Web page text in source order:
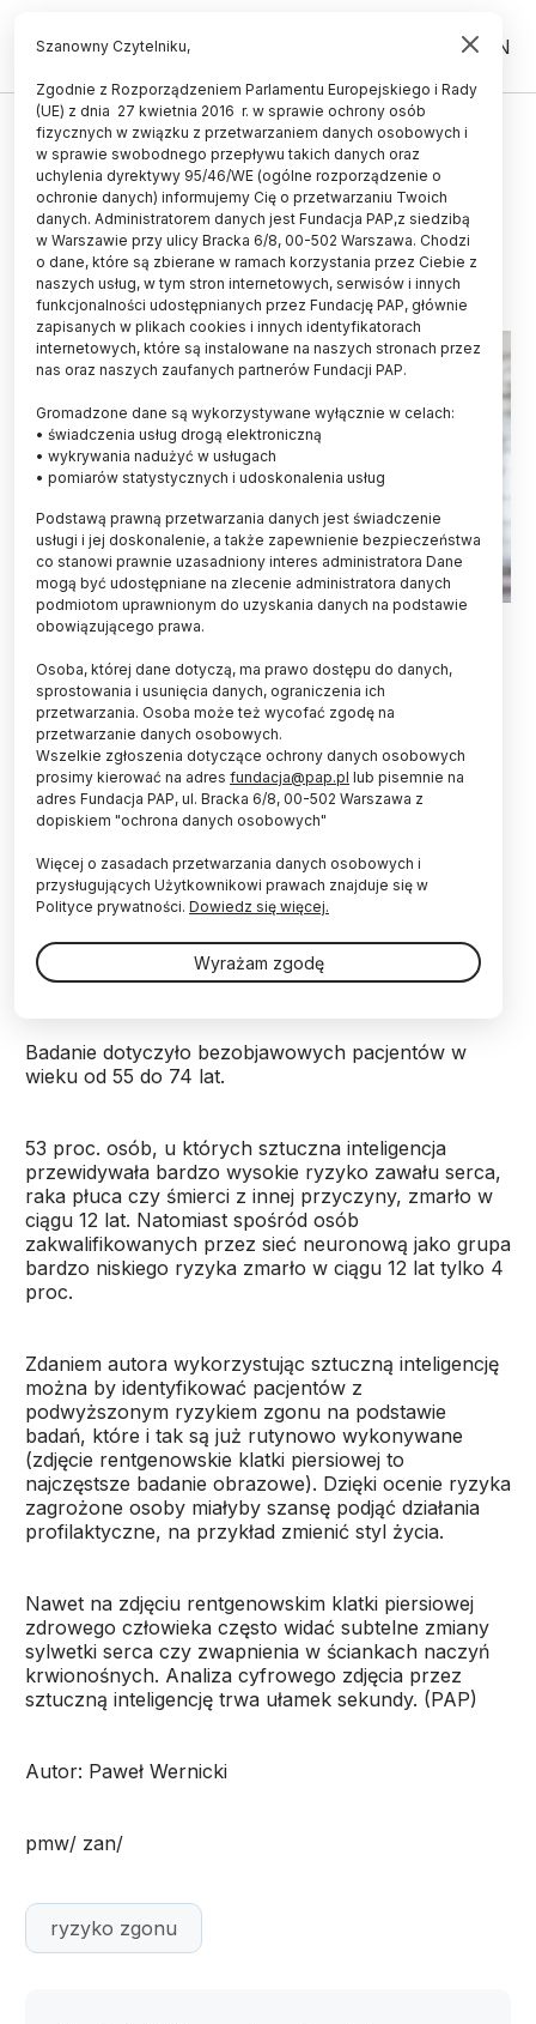
PL EN
ŚWIAT
Zdjęcie rentgenowskie pozwala
przewidzieć zgon
30.07.2019
aktualizacja: 30.07.2019
1 minuta czytania
Źródło: Fotolia
Analizując zdjęcie klatki piersiowej, sztuczna
inteligencja potrafi przewidzieć długoterminowe
ryzyko zgonu – informuje pismo "JAMA NETWORK
OPEN”.
Badania przeprowadził wraz z zespołem dr Michael
T. Lu. z Massachusetts General Hospital oraz
Harvard Medical School w Bostonie. Sieć
neuronowa nazwana CXR-risk, analizująca tysiące
zdjęć rentgenowskich klatek piersiowych (projekcja
niepalących, zdołała na tej podstawie ustalić ryzyko
zgonu w dalszej perspektywie.
Badanie dotyczyło bezobjawowych pacjentów w
wieku od 55 do 74 lat.
53 proc. osób, u których sztuczna inteligencja
przewidywała bardzo wysokie ryzyko zawału serca,
raka płuca czy śmierci z innej przyczyny, zmarło w
ciągu 12 lat. Natomiast spośród osób
zakwalifikowanych przez sieć neuronową jako grupa
bardzo niskiego ryzyka zmarło w ciągu 12 lat tylko 4
proc.
Zdaniem autora wykorzystując sztuczną inteligencję
można by identyfikować pacjentów z
podwyższonym ryzykiem zgonu na podstawie
badań, które i tak są już rutynowo wykonywane
(zdjęcie rentgenowskie klatki piersiowej to
najczęstsze badanie obrazowe). Dzięki ocenie ryzyka
zagrożone osoby miałyby szansę podjąć działania
profilaktyczne, na przykład zmienić styl życia.
Nawet na zdjęciu rentgenowskim klatki piersiowej
zdrowego człowieka często widać subtelne zmiany
sylwetki serca czy zwapnienia w ściankach naczyń
krwionośnych. Analiza cyfrowego zdjęcia przez
sztuczną inteligencję trwa ułamek sekundy. (PAP)
Autor: Paweł Wernicki
pmw/ zan/
ryzyko zgonu
Szanowny Czytelniku,
Zgodnie z Rozporządzeniem Parlamentu Europejskiego i Rady
(UE) z dnia 27 kwietnia 2016 r. w sprawie ochrony osób
fizycznych w związku z przetwarzaniem danych osobowych i
w sprawie swobodnego przepływu takich danych oraz
uchylenia dyrektywy 95/46/WE (ogólne rozporządzenie o
ochronie danych) informujemy Cię o przetwarzaniu Twoich
danych. Administratorem danych jest Fundacja PAP,z siedzibą
w Warszawie przy ulicy Bracka 6/8, 00-502 Warszawa. Chodzi
o dane, które są zbierane w ramach korzystania przez Ciebie z
naszych usług, w tym stron internetowych, serwisów i innych
funkcjonalności udostępnianych przez Fundację PAP, głównie
zapisanych w plikach cookies i innych identyfikatorach
internetowych, które są instalowane na naszych stronach przez
nas oraz naszych zaufanych partnerów Fundacji PAP.
Gromadzone dane są wykorzystywane wyłącznie w celach:
• świadczenia usług drogą elektroniczną
• wykrywania nadużyć w usługach
• pomiarów statystycznych i udoskonalenia usług
Podstawą prawną przetwarzania danych jest świadczenie
usługi i jej doskonalenie, a także zapewnienie bezpieczeństwa
co stanowi prawnie uzasadniony interes administratora Dane
mogą być udostępniane na zlecenie administratora danych
podmiotom uprawnionym do uzyskania danych na podstawie
obowiązującego prawa.
Osoba, której dane dotyczą, ma prawo dostępu do danych,
sprostowania i usunięcia danych, ograniczenia ich
przetwarzania. Osoba może też wycofać zgodę na
przetwarzanie danych osobowych.
Wszelkie zgłoszenia dotyczące ochrony danych osobowych
prosimy kierować na adres fundacja@pap.pl lub pisemnie na
adres Fundacja PAP, ul. Bracka 6/8, 00-502 Warszawa z
dopiskiem "ochrona danych osobowych"
Więcej o zasadach przetwarzania danych osobowych i
przysługujących Użytkownikowi prawach znajduje się w
Polityce prywatności. Dowiedz się więcej.
Wyrażam zgodę